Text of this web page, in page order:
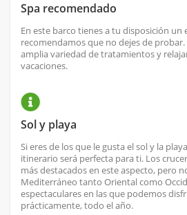
Spa recomendado
En este barco tienes a tu disposición un
recomendamos que no dejes de
amplia variedad de tratamientos y
vacaciones.
Sol y playa
Si eres de los que le gusta el sol y la
itinerario será perfecta para ti. Los
más destacados en este aspecto, pero
Mediterráneo tanto Oriental como
espectaculares en las que podemos
prácticamente, todo el año.